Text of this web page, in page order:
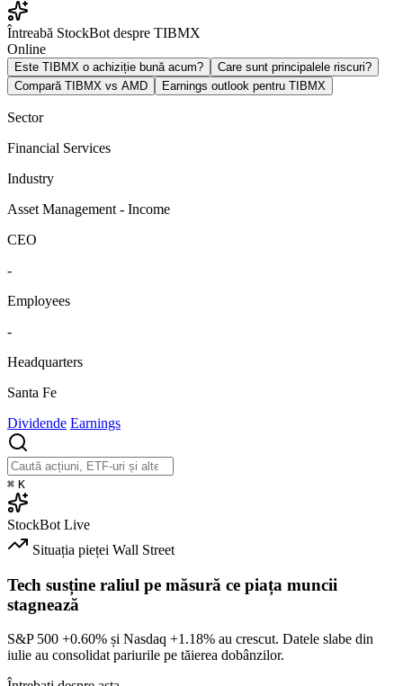
Întreabă StockBot despre TIBMX
Online
Este TIBMX o achiziție bună acum?
Care sunt principalele riscuri?
Compară TIBMX vs AMD
Earnings outlook pentru TIBMX
Sector
Financial Services
Industry
Asset Management - Income
CEO
-
Employees
-
Headquarters
Santa Fe
Dividende Earnings
⌘ K
StockBot Live
Situația pieței Wall Street
Tech susține raliul pe măsură ce piața muncii
stagnează
S&P 500 +0.60% și Nasdaq +1.18% au crescut. Datele slabe din
iulie au consolidat pariurile pe tăierea dobânzilor.